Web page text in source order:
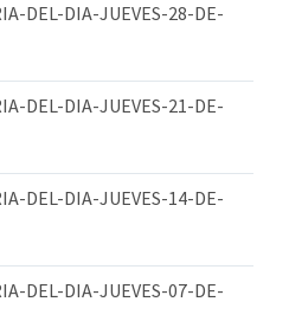
DEL-DIA-JUEVES-28-DE-
DEL-DIA-JUEVES-21-DE-
DEL-DIA-JUEVES-14-DE-
DEL-DIA-JUEVES-07-DE-